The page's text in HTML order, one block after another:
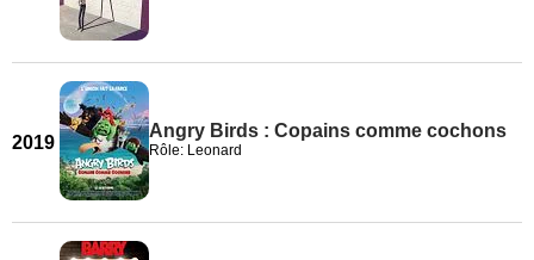
2019
Angry Birds : Copains comme cochons
Rôle: Leonard